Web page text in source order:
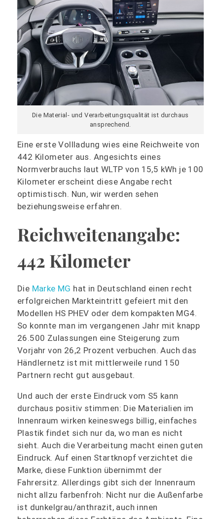
Die Material- und Verarbeitungsqualität ist durchaus
ansprechend.
Eine erste Vollladung wies eine Reichweite von
442 Kilometer aus. Angesichts eines
Normverbrauchs laut WLTP von 15,5 kWh je 100
Kilometer erscheint diese Angabe recht
optimistisch. Nun, wir werden sehen
beziehungsweise erfahren.
Reichweitenangabe:
442 Kilometer
Die Marke MG hat in Deutschland einen recht
erfolgreichen Markteintritt gefeiert mit den
Modellen HS PHEV oder dem kompakten MG4.
So konnte man im vergangenen Jahr mit knapp
26.500 Zulassungen eine Steigerung zum
Vorjahr von 26,2 Prozent verbuchen. Auch das
Händlernetz ist mit mittlerweile rund 150
Partnern recht gut ausgebaut.
Und auch der erste Eindruck vom S5 kann
durchaus positiv stimmen: Die Materialien im
Innenraum wirken keineswegs billig, einfaches
Plastik findet sich nur da, wo man es nicht
sieht. Auch die Verarbeitung macht einen guten
Eindruck. Auf einen Startknopf verzichtet die
Marke, diese Funktion übernimmt der
Fahrersitz. Allerdings gibt sich der Innenraum
nicht allzu farbenfroh: Nicht nur die Außenfarbe
ist dunkelgrau/anthrazit, auch innen